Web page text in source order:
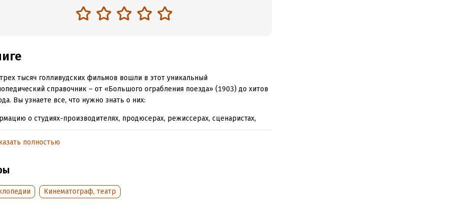
тысяч голливудских фильмов вошли в этот уникальный
справочник – от «Большого ограбления поезда» (1903) до хитов
Вы узнаете все, что нужно знать о них:
о студиях-производителях, продюсерах, режиссерах, сценаристах,
лауреатов, номинантов и рекордсменов премии «Оскар» (1929–2009), других
наград – Британской киноакадемии (BAFTA), Голливудской ассоциации
прессы «Золотой глобус», престижных Гильдий актеров, режиссеров,
полностью
Кинематограф, театр